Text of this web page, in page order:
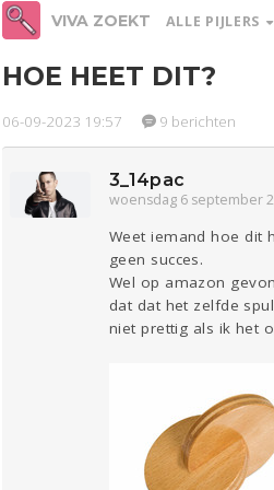
VIVA ZOEKT ALLE PIJLERS
Entertainment
HOE HEET DIT?
06-09-2023 19:57 9 berichten
3_14pac
woensdag 6 september
Weet iemand hoe dit
geen succes.
Wel op amazon
dat dat het zelfde
niet prettig als ik het